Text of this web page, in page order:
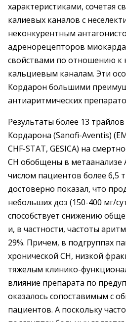
характеристиками, сочетая
калиевых каналов с
неконкурентным
адренорецепторов
свойствами по отношению к
кальциевым каналам. Эти
Кордарон большими
антиаритмических
Результаты более 13
Кордарона (Sanofi-Aventis)
CHF-STAT, GESICA) на
СН обобщены в метаанализе
числом пациентов более 6,5
достоверно показал, что
небольших доз (150-400 мг/
способствует снижению
и, в частности, частоты
29%. Причем, в подгруппах
хронической СН, низкой
тяжелым клинико-
влияние препарата по
оказалось сопоставимым с
пациентов. А поскольку